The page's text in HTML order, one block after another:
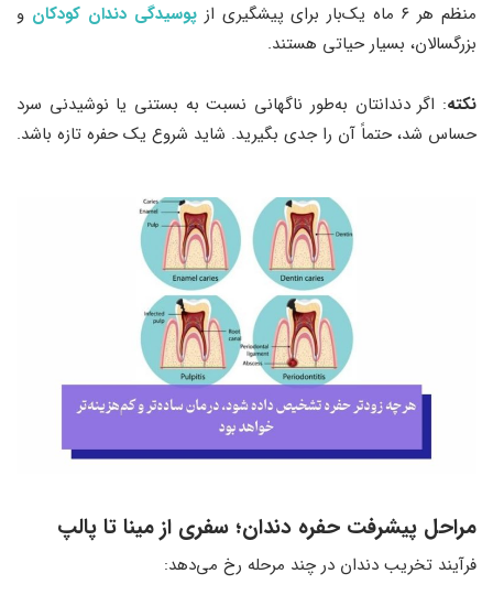
منظم هر ۶ ماه یک‌بار برای پیشگیری از پوسیدگی دندان کودکان و
بزرگسالان، بسیار حیاتی هستند.
نکته: اگر دندانتان به‌طور ناگهانی نسبت به بستنی یا نوشیدنی سرد
حساس شد، حتماً آن را جدی بگیرید. شاید شروع یک حفره تازه باشد.
مراحل پیشرفت حفره دندان؛ سفری از مینا تا پالپ
فرآیند تخریب دندان در چند مرحله رخ می‌دهد: